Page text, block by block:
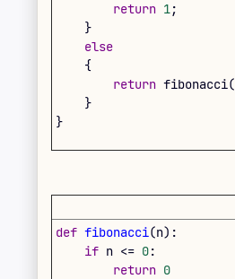
return 1;
}
else
{
return fibonacci(
}
}
def fibonacci(n) :
if n <= 0:
return 0